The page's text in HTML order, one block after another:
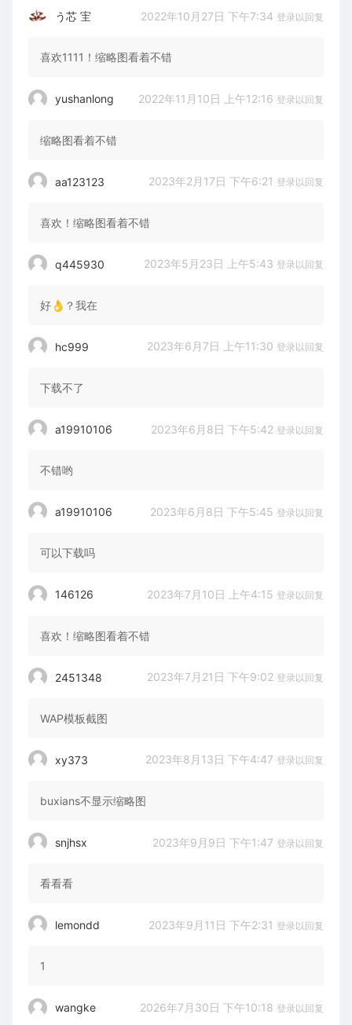
う芯 宔 2022年10月27日 下午7:34 登录以回复
喜欢1111！缩略图看着不错
yushanlong 2022年11月10日 上午12:16 登录以回复
缩略图看着不错
aa123123 2023年2月17日 下午6:21 登录以回复
喜欢！缩略图看着不错
q445930 2023年5月23日 上午5:43 登录以回复
好👌？我在
hc999 2023年6月7日 上午11:30 登录以回复
下载不了
a19910106 2023年6月8日 下午5:42 登录以回复
不错哟
a19910106 2023年6月8日 下午5:45 登录以回复
可以下载吗
146126 2023年7月10日 上午4:15 登录以回复
喜欢！缩略图看着不错
2451348 2023年7月21日 下午9:02 登录以回复
WAP模板截图
xy373 2023年8月13日 下午4:47 登录以回复
buxians不显示缩略图
snjhsx 2023年9月9日 下午1:47 登录以回复
看看看
lemondd 2023年9月11日 下午2:31 登录以回复
1
wangke 2026年7月30日 下午10:18 登录以回复